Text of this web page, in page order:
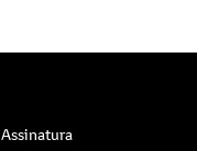
Assinatura